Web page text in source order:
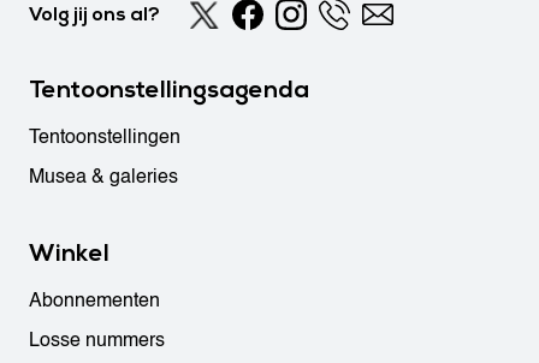
Volg jij ons al?
Tentoonstellingsagenda
Tentoonstellingen
Musea & galeries
Winkel
Abonnementen
Losse nummers